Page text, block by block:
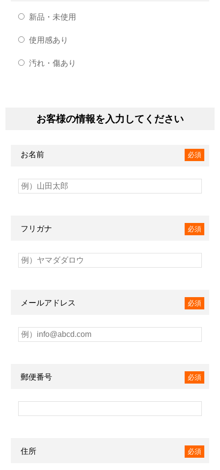
新品・未使用
使用感あり
汚れ・傷あり
お客様の情報を入力してください
お名前 必須
フリガナ 必須
メールアドレス 必須
郵便番号 必須
住所 必須